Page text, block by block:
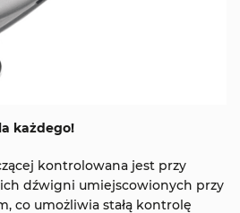
każdego!
kontrolowana jest przy
dźwigni umiejscowionych przy
co umożliwia stałą kontrolę